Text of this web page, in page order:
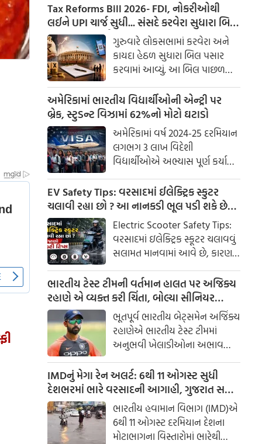
Tax Reforms Bill 2026- FDI, નોકરીઓથી
લઈને UPI ચાર્જ સુધી... સંસદે કરવેરા સુધારા બિલ
2026 પસાર કર્યું; જાણો શું બદલાય છે
ગુરુવારે લોકસભામાં કરવેરા અને
કાયદા હેઠળ સુધારા બિલ પસાર
કરવામાં આવ્યું. આ બિલ પાછળ
સરકારનો ઉદ્દેશ્ય ભારતને વિદેશી
રોકાણ, ફેક્ટરીઓ અને વિદેશી
ભંડોળ મેનેજરો માટે વધુ આકર્ષક
બનાવવાનો છે. જોકે, આ બિલ
સામાન્ય જનતા પર પણ અસર
કરશે. ચાલો આ બિલની વિગતવાર
ચર્ચા કરીએ.
અમેરિકામાં ભારતીય વિદ્યાર્થીઓની એન્ટ્રી પર
બ્રેક, સ્ટુડન્ટ વિઝામાં 62%નો મોટો ઘટાડો
અમેરિકામાં વર્ષ 2024-25 દરમિયાન
લગભગ 3 લાખ વિદેશી
વિદ્યાર્થીઓએ અભ્યાસ પૂર્ણ કર્યા
બાદ અસ્થાયી રોજગાર મેળવ્યો હતો,
પરંતુ આ દરમિયાન સ્ટુડન્ટ વિઝાની
સંખ્યામાં નોંધપાત્ર ઘટાડો થયો છે.
એક નવા અહેવાલમાં આ માહિતી
સામે આવી છે. અહેવાલમાં
ઓપ્શનલ પ્રેક્ટિકલ ટ્રેનિંગ (OPT)
કાર્યક્રમને બંધ કરવાની પણ
ભલામણ કરવામાં આવી છે.
EV Safety Tips: વરસાદમાં ઈલેક્ટ્રિક સ્કુટર
ચલાવી રહ્યા છો ? આ નાનકડી ભૂલ પડી શકે છે
ભારે .. જાણો સેફ્ટી ટિપ્સElectric Scooter Safety Tips:
વરસાદમાં ઇલેક્ટ્રિક સ્કૂટર ચલાવવું
સલામત માનવામાં આવે છે, કારણ કે
આધુનિક ઇવી વોટરપ્રૂફ ટેકનોલોજી
સાથે આવે છે
ભારતીય ટેસ્ટ ટીમની વર્તમાન હાલત પર અજિક્ય
રહાણે એ વ્યક્ત કરી ચિંતા, બોલ્યા સીનિયર
ખેલાડી ખૂબ જ રૂરીભૂતપૂર્વ ભારતીય બેટ્સમેન અજિંક્ય
રહાણેએ ભારતીય ટેસ્ટ ટીમમાં
અનુભવી ખેલાડીઓના અભાવ
અંગે ચિંતા વ્યક્ત કરી છે. તેમણે કહ્યું
કે ટેસ્ટ ક્રિકેટમાં સફળતા માટે ટીમમાં
7-8 સિનિયર ખેલાડીઓ અને 2-3
યુવા ખેલાડીઓનું સંતુલન હોવું
જોઈએ.
IMDનું મેગા રેન અલર્ટ: 6થી 11 ઓગસ્ટ સુધી
દેશભરમાં ભારે વરસાદની આગાહી, ગુજરાત સહિત
અનેક રાજ્યોમાં વીજળી પડવાની ચેતવણી
ભારતીય હવામાન વિભાગ (IMD)એ
6થી 11 ઓગસ્ટ દરમિયાન દેશના
મોટાભાગના વિસ્તારોમાં ભારેથી